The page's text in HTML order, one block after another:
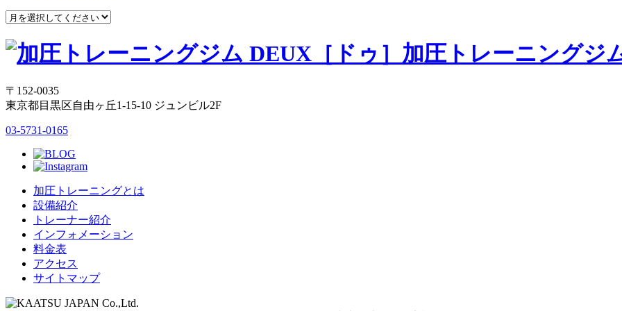
加圧トレーニングジ
〒152-0035
東京都目黒区自由ヶ丘1-15-10 ジュンビル2F
03-5731-0165
加圧トレーニングとは
設備紹介
トレーナー紹介
インフォメーション
料金表
アクセス
サイトマップ